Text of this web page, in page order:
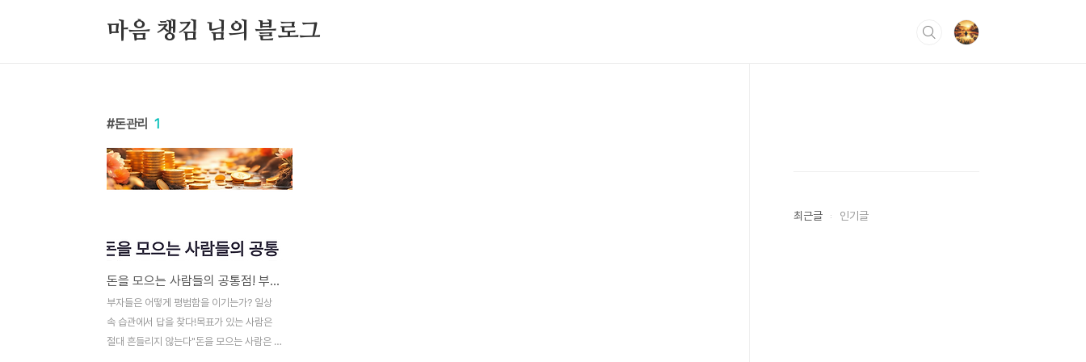
마음 챙김 님의 블로그
돈관리 1
돈을 모으는 사람들의 공통점! 부자가 되는 7가지 습관
부자들은 어떻게 평범함을 이기는가? 일상
속 습관에서 답을 찾다!목표가 있는 사람은
절대 흔들리지 않는다"돈을 모으는 사람은 목
최근글 인기글